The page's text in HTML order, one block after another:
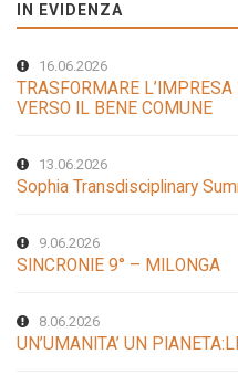
IN EVIDENZA
16.06.2026
TRASFORMARE L’IMPRESA
VERSO IL BENE COMUNE
13.06.2026
Sophia Transdisciplinary
9.06.2026
SINCRONIE 9° – MILONGA
8.06.2026
UN’UMANITA’ UN